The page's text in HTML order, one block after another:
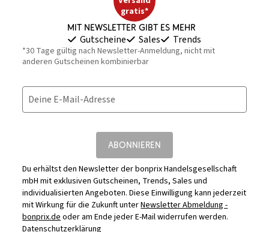
gratis*
Mit Newsletter gibt es mehr
Gutscheine Sales Trends
*30 Tage gültig nach Newsletter-Anmeldung, nicht mit
anderen Gutscheinen kombinierbar
Deine E-Mail-Adresse
ABONNIEREN
Du erhältst den Newsletter der bonprix Handelsgesellschaft
mbH mit exklusiven Gutscheinen, Trends, Sales und
individualisierten Angeboten. Diese Einwilligung kann jederzeit
mit Wirkung für die Zukunft unterNewsletter Abmeldung -
bonprix.deoder am Ende jeder E-Mail widerrufen werden.
Datenschutzerklärung